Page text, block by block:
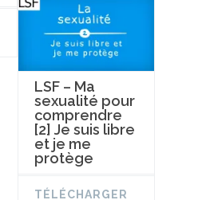
LSF – Ma
sexualité pour
comprendre
[2] Je suis libre
et je me
protège
TÉLÉCHARGER